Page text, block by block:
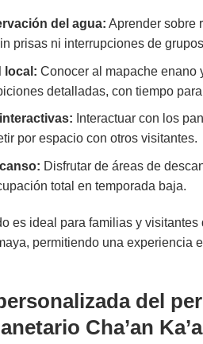
del agua: Aprender sobre
prisas ni interrupciones de
local: Conocer al mapache enano
detalladas, con tiempo
Interactuar con los
por espacio con otros visitantes.
Disfrutar de áreas de
total en temporada baja.
es ideal para familias y
permitiendo una experiencia
del
Cha’an